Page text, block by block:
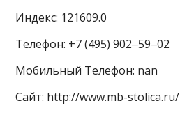
Индекс: 121609.0
Телефон: +7 (495) 902‒59‒02
Мобильный Телефон: nan
Сайт: http://www.mb-stolica.ru/